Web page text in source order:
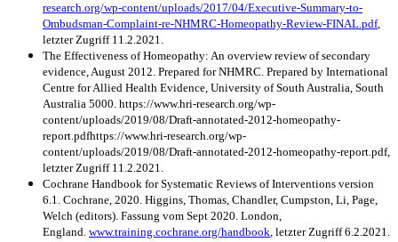
research.org/wp-content/uploads/2017/04/Executive-Summary-to-
Ombudsman-Complaint-re-NHMRC-Homeopathy-Review-FINAL.pdf,
letzter Zugriff 11.2.2021.
The Effectiveness of Homeopathy: An overview review of secondary
evidence, August 2012. Prepared for NHMRC. Prepared by International
Centre for Allied Health Evidence, University of South Australia, South
Australia 5000. https://www.hri-research.org/wp-
content/uploads/2019/08/Draft-annotated-2012-homeopathy-
report.pdfhttps://www.hri-research.org/wp-
content/uploads/2019/08/Draft-annotated-2012-homeopathy-report.pdf,
letzter Zugriff 11.2.2021.
Cochrane Handbook for Systematic Reviews of Interventions version
6.1. Cochrane, 2020. Higgins, Thomas, Chandler, Cumpston, Li, Page,
Welch (editors). Fassung vom Sept 2020. London,
England. www.training.cochrane.org/handbook, letzter Zugriff 6.2.2021.